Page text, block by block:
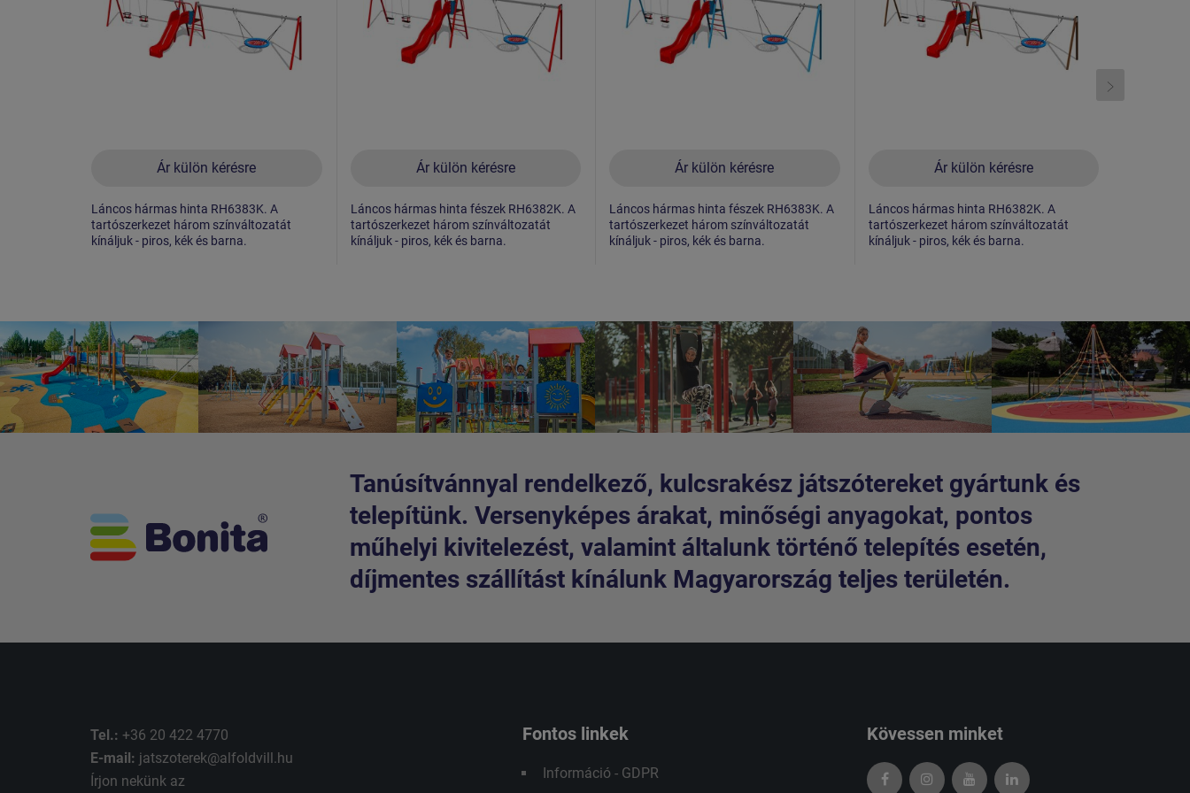
Ár külön kérésre
Láncos hármas hinta RH6383K. A
tartószerkezet három színváltozatát
kínáljuk - piros, kék és barna.
Ár külön kérésre
Láncos hármas hinta fészek RH6382K. A
tartószerkezet három színváltozatát
kínáljuk - piros, kék és barna.
Ár külön kérésre
Láncos hármas hinta fészek RH6383K. A
tartószerkezet három színváltozatát
kínáljuk - piros, kék és barna.
Ár külön kérésre
Láncos hármas hinta RH6382K. A
tartószerkezet három színváltozatát
kínáljuk - piros, kék és barna.
Tanúsítvánnyal rendelkező, kulcsrakész játszótereket gyártunk és
telepítünk. Versenyképes árakat, minőségi anyagokat, pontos
műhelyi kivitelezést, valamint általunk történő telepítés esetén,
díjmentes szállítást kínálunk Magyarország teljes területén.
Tel.: +36 20 422 4770
E-mail: jatszoterek@alfoldvill.hu
Írjon nekünk az
Fontos linkek
Információ - GDPR
Kövessen minket